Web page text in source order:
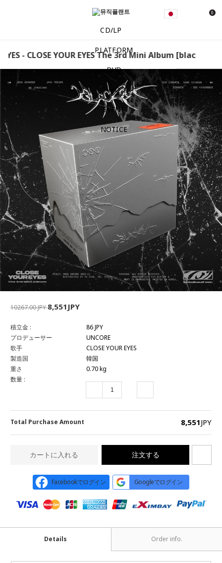
0
CD/LP
PLATFORM
DVD
MD
EVENT
NOTICE
EYES - CLOSE YOUR EYES The 3rd Mini Album
10267.00 JPY8,551JPY
積立金 :
86 JPY
プロデューサー
UNCORE
歌手
CLOSE YOUR EYES
製造国
韓国
重さ
0.70 kg
数量 :
Total Purchase Amount 8,551JPY
カートに入れる 注文する
Facebookでログイン Googleでログイン
Details Order info.